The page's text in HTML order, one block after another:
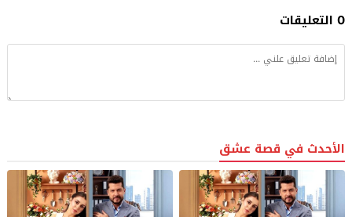
0 التعليقات
الأحدث في قصة عشق